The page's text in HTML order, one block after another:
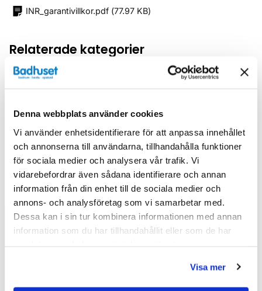
Denna webbplats använder cookies
Vi använder enhetsidentifierare för att anpassa innehållet
och annonserna till användarna, tillhandahålla funktioner
för sociala medier och analysera vår trafik. Vi
vidarebefordrar även sådana identifierare och annan
information från din enhet till de sociala medier och
annons- och analysföretag som vi samarbetar med.
Dessa kan i sin tur kombinera informationen med annan
information som du har tillhandahållit eller som de har
Visa mer
INR_garantivillkor.pdf (77.97 KB)
Relaterade kategorier
Duschar /
Liknande produkter
Kampanj Kampanj